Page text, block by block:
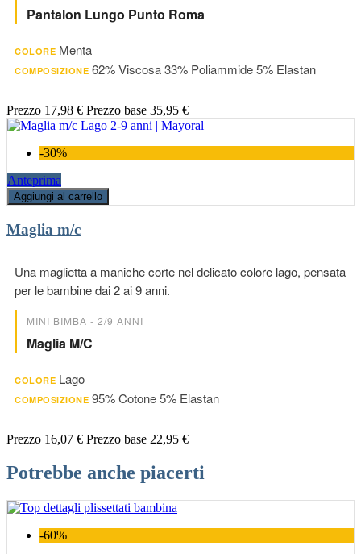
Pantalon Lungo Punto Roma
COLORE Menta
COMPOSIZIONE 62% Viscosa 33% Poliammide 5% Elastan
Prezzo 17,98 € Prezzo base 35,95 €
-30%
Anteprima
Aggiungi al carrello
Maglia m/c
Una maglietta a maniche corte nel delicato colore lago, pensata
per le bambine dai 2 ai 9 anni.
MINI BIMBA - 2/9 ANNI
Maglia M/c
COLORE Lago
COMPOSIZIONE 95% Cotone 5% Elastan
Prezzo 16,07 € Prezzo base 22,95 €
Potrebbe anche piacerti
-60%